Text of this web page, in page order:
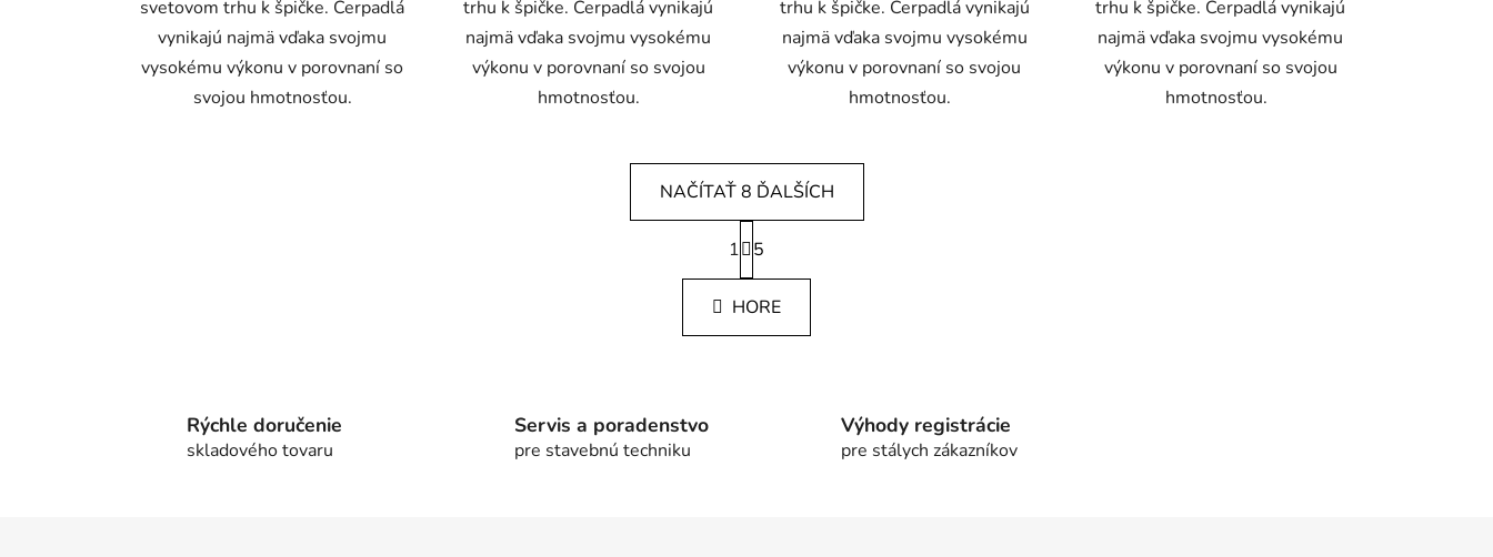
svetovom trhu k špičke. Čerpadlá
vynikajú najmä vďaka svojmu
vysokému výkonu v porovnaní so
svojou hmotnosťou.
trhu k špičke. Čerpadlá vynikajú
najmä vďaka svojmu vysokému
výkonu v porovnaní so svojou
hmotnosťou.
trhu k špičke. Čerpadlá vynikajú
najmä vďaka svojmu vysokému
výkonu v porovnaní so svojou
hmotnosťou.
trhu k špičke. Čerpadlá vynikajú
najmä vďaka svojmu vysokému
výkonu v porovnaní so svojou
hmotnosťou.
O
v
l
á
NAČÍTAŤ 8 ĎALŠÍCH
S
t
r
á
n
k
1 5
HORE
Rýchle doručenie
skladového tovaru
Servis a poradenstvo
pre stavebnú techniku
Výhody registrácie
pre stálych zákazníkov